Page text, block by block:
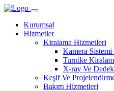
Kurumsal
Hizmetler
Kiralama Hizmetleri
Kamera
Turnike
X-ray Ve
Keşif Ve
Bakım Hizmetleri